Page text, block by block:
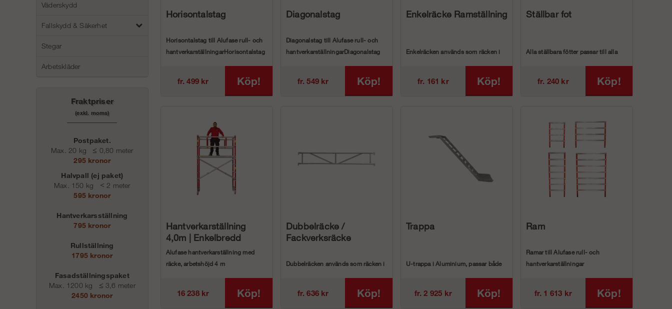
Väderskydd
Fallskydd & Säkerhet
Stegar
Arbetskläder
Fraktpriser
(exkl. moms)
Postpaket.
Max. 20 kg
≤ 0,80 meter
295 kronor
Halvpall (ej paket)
Max. 150 kg < 2 meter
595 kronor
Hantverkarsställning
795 kronor
Rullställning
1795 kronor
Fasadställningspaket
Max. 1200 kg
≤ 3,6 meter
2450 kronor
Horisontalstag
Horisontalstag till Alufase rull- och
hantverkarställningarHorisontalstag
fr. 499 kr Köp!
Diagonalstag
Diagonalstag till Alufase rull- och
hantverkarställningarDiagonalstag
fr. 549 kr Köp!
Enkelräcke Ramställning
Enkelräcken används som räcken i
fr. 161 kr Köp!
Ställbar fot
Alla ställbara fötter passar till alla
fr. 240 kr Köp!
Hantverkarställning
4,0m | Enkelbredd
Alufase hantverkarställning med
räcke, arbetshöjd 4 m
16 238 kr Köp!
Dubbelräcke /
Fackverksräcke
Dubbelräcken används som räcken i
fr. 636 kr Köp!
Trappa
U-trappa i Aluminium, passar både
fr. 2 925 kr Köp!
Ram
Ramar till Alufase rull- och
hantverkarställningar
fr. 1 613 kr Köp!